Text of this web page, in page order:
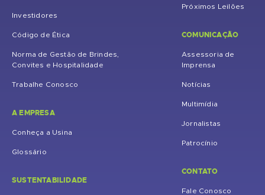
Investidores
Código de Ética
Norma de Gestão de Brindes,
Convites e Hospitalidade
Trabalhe Conosco
A EMPRESA
Conheça a Usina
Glossário
SUSTENTABILIDADE
Próximos Leilões
COMUNICAÇÃO
Assessoria de
Imprensa
Notícias
Multimídia
Jornalistas
Patrocínio
CONTATO
Fale Conosco